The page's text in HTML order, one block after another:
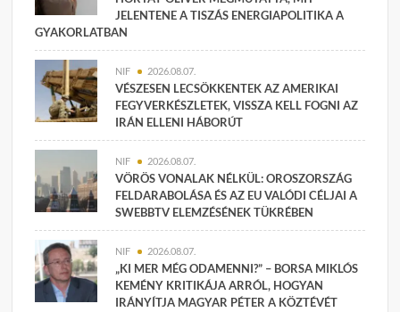
JELENTENE A TISZÁS ENERGIAPOLITIKA A
GYAKORLATBAN
NIF 2026.08.07.
VÉSZESEN LECSÖKKENTEK AZ AMERIKAI
FEGYVERKÉSZLETEK, VISSZA KELL FOGNI AZ
IRÁN ELLENI HÁBORÚT
NIF 2026.08.07.
VÖRÖS VONALAK NÉLKÜL: OROSZORSZÁG
FELDARABOLÁSA ÉS AZ EU VALÓDI CÉLJAI A
SWEBBTV ELEMZÉSÉNEK TÜKRÉBEN
NIF 2026.08.07.
„KI MER MÉG ODAMENNI?” – BORSA MIKLÓS
KEMÉNY KRITIKÁJA ARRÓL, HOGYAN
IRÁNYÍTJA MAGYAR PÉTER A KÖZTÉVÉT